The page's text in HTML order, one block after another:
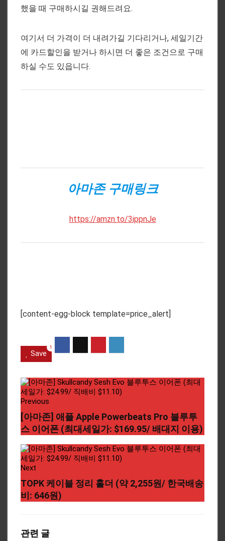
했을 때 구매하시길 권해드려요.
여기서 더 가격이 더 내려가길 기다리거나, 세일기간
에 카드할인을 받거나 하시면 더 좋은 조건으로 구매
하실 수도 있읍니다.
아마존 구매링크
https://amzn.to/3ippnJe
[content-egg-block template=price_alert]
Save
1
Previous
[아마존] 애플 Apple Powerbeats Pro 블루투
스 이어폰 (최대세일가: $169.95/ 배대지 이용)
Next
TOPK 케이블 정리 홀더 (약 2,255원/ 한국배송
비: 646원)
관련 글